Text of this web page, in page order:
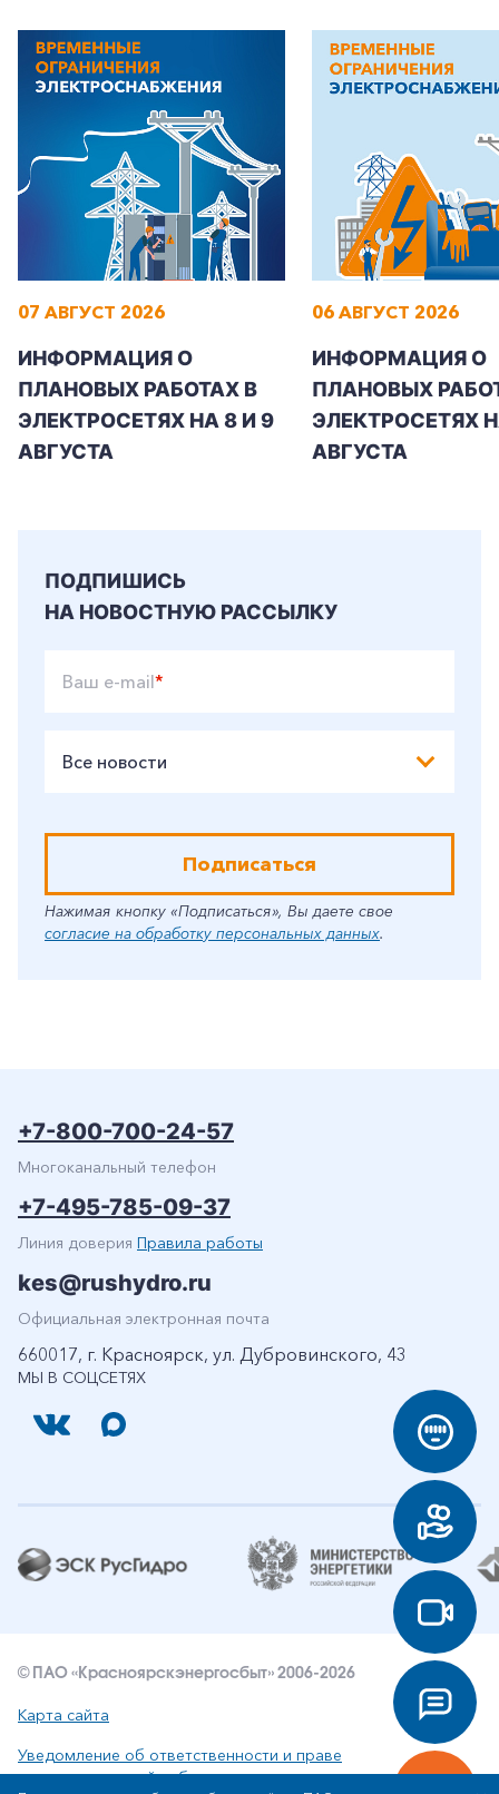
+7-800-700-24-57
Заказать обратный звонок
Частным клиентам
Корпоративным клиентам
07 АВГУСТ 2026
ИНФОРМАЦИЯ О
ПЛАНОВЫХ РАБОТАХ В
ЭЛЕКТРОСЕТЯХ НА 8 И 9
АВГУСТА
06 АВГУСТ 2026
ИНФОРМАЦИЯ О
ПЛАНОВЫХ
ЭЛЕКТРОСЕТЯХ
АВГУСТА
ПОДПИШИСЬ
НА НОВОСТНУЮ РАССЫЛКУ
Ваш e-mail*
Все новости
Подписаться
Нажимая кнопку «Подписаться», Вы даете свое
согласие на обработку персональных данных.
МЫ В СОЦСЕТЯХ
+7-800-700-24-57
Многоканальный телефон
+7-495-785-09-37
Линия доверия Правила работы
kes@rushydro.ru
Официальная электронная почта
660017, г. Красноярск, ул. Дубровинского, 43
© ПАО «Красноярскэнергосбыт» 2006-2026
Карта сайта
Уведомление об ответственности и праве
интеллектуальной собственности